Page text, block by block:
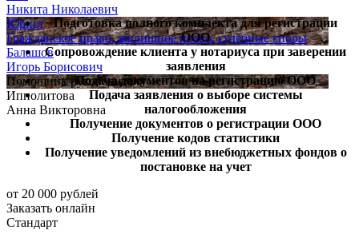
Никита Николаевич
Юрист
Гражданское право, жилищное право, судебные споры
Балашов
Игорь Борисович
Помощник руководителя
Ипполитова
Анна Викторовна
Подготовка полного комплекта для регистрации
ООО
Сопровождение клиента у нотариуса при заверении
заявления
Подача документов на регистрацию ООО
Подача заявления о выборе системы
налогообложения
Получение документов о регистрации ООО
Получение кодов статистики
Получение уведомлений из внебюджетных фондов о
постановке на учет
от 20 000 рублей
Заказать онлайн
Стандарт